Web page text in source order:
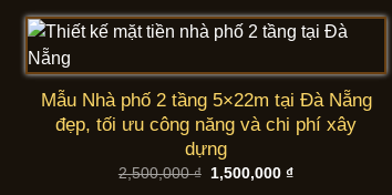
2,500,000 ₫.là:
1,500,000 ₫.
Mẫu Nhà phố 2 tầng 5×22m tại Đà Nẵng
đẹp, tối ưu công năng và chi phí xây
dựng
2,500,000₫ Giá
1,500,000₫Giá